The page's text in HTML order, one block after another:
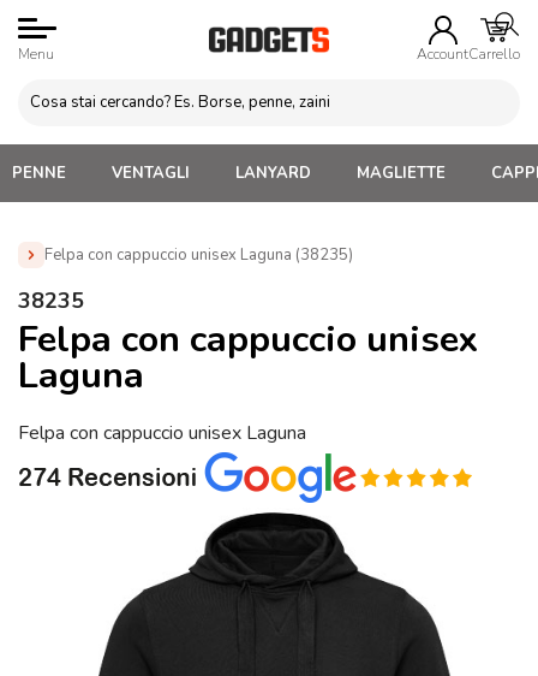
Menu AccountCarrello
PENNE VENTAGLI LANYARD MAGLIETTE
Felpa con cappuccio unisex Laguna (38235)
Home »
38235
Felpa con cappuccio unisex
Laguna
Felpa con cappuccio unisex Laguna